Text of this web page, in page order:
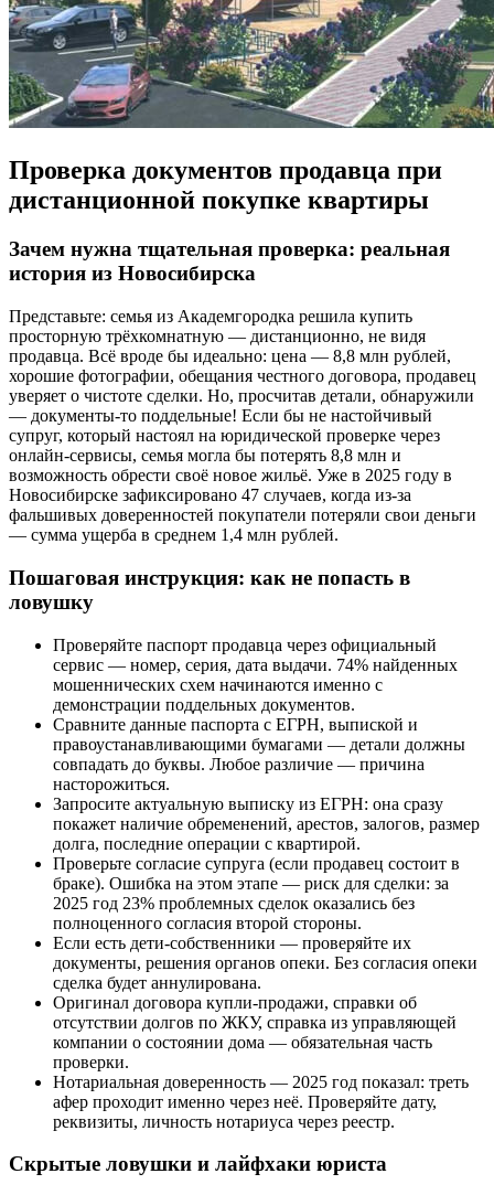
Проверка документов продавца при
дистанционной покупке квартиры
Зачем нужна тщательная проверка: реальная
история из Новосибирска
Представьте: семья из Академгородка решила купить
просторную трёхкомнатную — дистанционно, не видя
продавца. Всё вроде бы идеально: цена — 8,8 млн рублей,
хорошие фотографии, обещания честного договора, продавец
уверяет о чистоте сделки. Но, просчитав детали, обнаружили
— документы-то поддельные! Если бы не настойчивый
супруг, который настоял на юридической проверке через
онлайн-сервисы, семья могла бы потерять 8,8 млн и
возможность обрести своё новое жильё. Уже в 2025 году в
Новосибирске зафиксировано 47 случаев, когда из-за
фальшивых доверенностей покупатели потеряли свои деньги
— сумма ущерба в среднем 1,4 млн рублей.
Пошаговая инструкция: как не попасть в
ловушку
Проверяйте паспорт продавца через официальный
сервис — номер, серия, дата выдачи. 74% найденных
мошеннических схем начинаются именно с
демонстрации поддельных документов.
Сравните данные паспорта с ЕГРН, выпиской и
правоустанавливающими бумагами — детали должны
совпадать до буквы. Любое различие — причина
насторожиться.
Запросите актуальную выписку из ЕГРН: она сразу
покажет наличие обременений, арестов, залогов, размер
долга, последние операции с квартирой.
Проверьте согласие супруга (если продавец состоит в
браке). Ошибка на этом этапе — риск для сделки: за
2025 год 23% проблемных сделок оказались без
полноценного согласия второй стороны.
Если есть дети-собственники — проверяйте их
документы, решения органов опеки. Без согласия опеки
сделка будет аннулирована.
Оригинал договора купли-продажи, справки об
отсутствии долгов по ЖКУ, справка из управляющей
компании о состоянии дома — обязательная часть
проверки.
Нотариальная доверенность — 2025 год показал: треть
афер проходит именно через неё. Проверяйте дату,
реквизиты, личность нотариуса через реестр.
Скрытые ловушки и лайфхаки юриста